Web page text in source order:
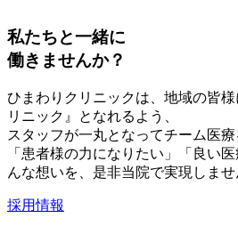
私たちと一緒に
働きませんか？
ひまわりクリニックは、地域の皆
リニック』となれるよう、
スタッフが一丸となってチーム医療
「患者様の力になりたい」「良い
んな想いを、是非当院で実現しませ
採用情報